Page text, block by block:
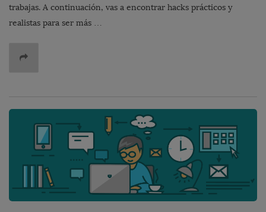
trabajas. A continuación, vas a encontrar hacks prácticos y
realistas para ser más …